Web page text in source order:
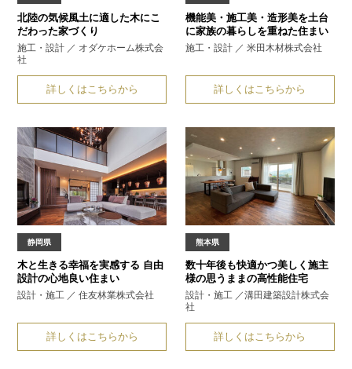
北陸の気候風土に適した木にこ
だわった家づくり
施工・設計 ／ オダケホーム株式会
社
詳しくはこちらから
機能美・施工美・造形美を土台
に家族の暮らしを重ねた住まい
施工・設計 ／ 米田木材株式会社
詳しくはこちらから
静岡県
木と生きる幸福を実感する 自由
設計の心地良い住まい
設計・施工 ／ 住友林業株式会社
詳しくはこちらから
熊本県
数十年後も快適かつ美しく施主
様の思うままの高性能住宅
設計・施工 ／溝田建築設計株式会
社
詳しくはこちらから